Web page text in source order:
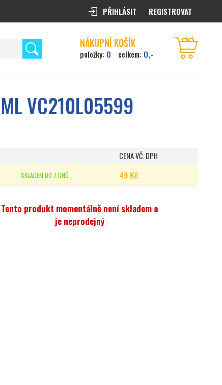
VC210L05599
CENA VČ. DPH
SKLADEM DO 7 DNŮ 49 Kč
Tento produkt momentálně není skladem a
je neprodejný
PŘIHLÁSIT REGISTROVAT
NÁKUPNÍ KOŠÍK
položky: 0 celkem: 0,-